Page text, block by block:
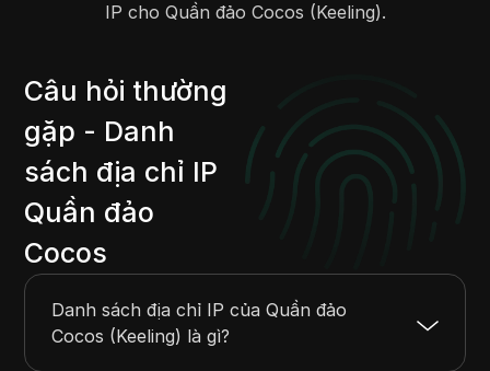
IP cho Quần đảo Cocos (Keeling).
Câu hỏi thường
gặp - Danh
sách địa chỉ IP
Quần đảo
Cocos
Danh sách địa chỉ IP của Quần đảo
Cocos (Keeling) là gì?